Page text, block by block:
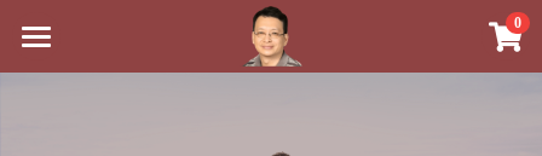
0
最新消息
×
商品分類